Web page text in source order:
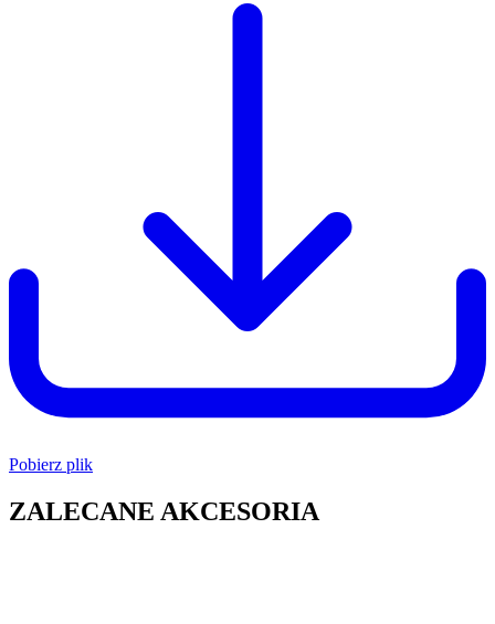
Pobierz plik
ZALECANE AKCESORIA